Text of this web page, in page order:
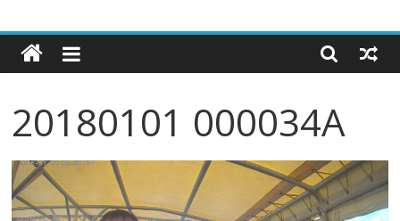
20180101 000034A